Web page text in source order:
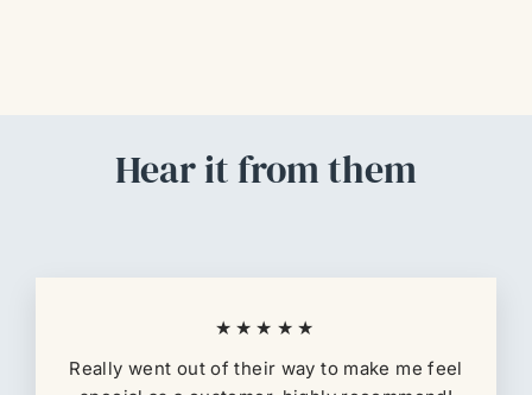
Hear it from them
★★★★★
Really went out of their way to make me feel